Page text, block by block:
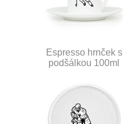
Espresso hrnček s
podšálkou 100ml